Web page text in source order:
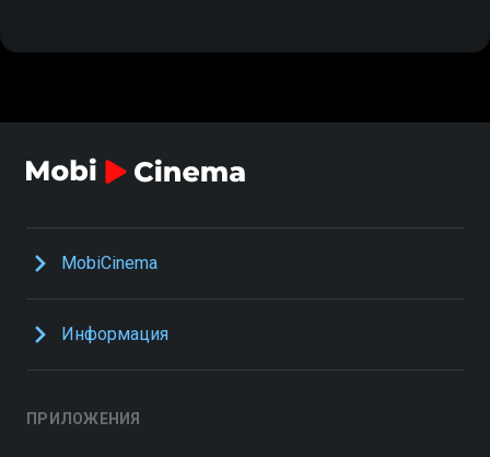
MobiCinema
Информация
ПРИЛОЖЕНИЯ